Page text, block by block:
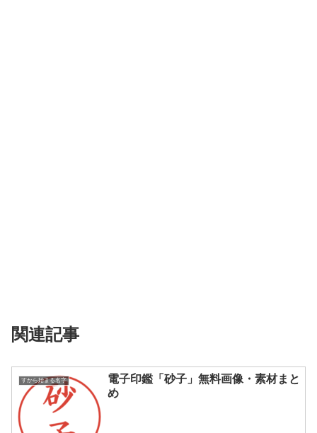
関連記事
すから始まる名字
電子印鑑「砂子」無料画像・素材まと
め